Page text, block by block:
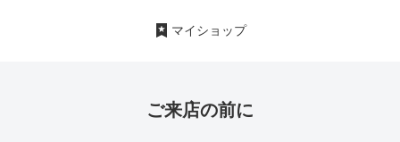
マイショップ
ご来店の前に